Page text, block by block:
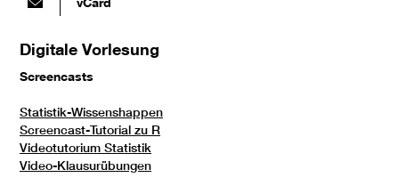
Digitale Vorlesung
Screencasts
Statistik-Wissenshappen
Screencast-Tutorial zu R
Videotutorium Statistik
Video-Klausurübungen